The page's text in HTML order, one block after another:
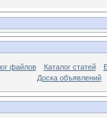
файлов Каталог статей
Доска объявлений